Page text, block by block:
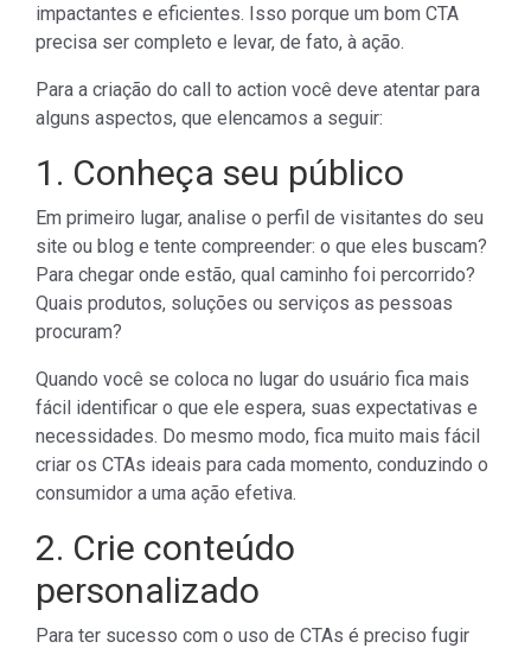
impactantes e eficientes. Isso porque um bom CTA
precisa ser completo e levar, de fato, à ação.
Para a criação do call to action você deve atentar para
alguns aspectos, que elencamos a seguir:
1. Conheça seu público
Em primeiro lugar, analise o perfil de visitantes do seu
site ou blog e tente compreender: o que eles buscam?
Para chegar onde estão, qual caminho foi percorrido?
Quais produtos, soluções ou serviços as pessoas
procuram?
Quando você se coloca no lugar do usuário fica mais
fácil identificar o que ele espera, suas expectativas e
necessidades. Do mesmo modo, fica muito mais fácil
criar os CTAs ideais para cada momento, conduzindo o
consumidor a uma ação efetiva.
2. Crie conteúdo
personalizado
Para ter sucesso com o uso de CTAs é preciso fugir